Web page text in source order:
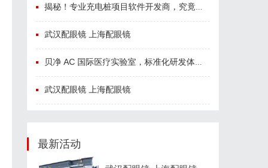
揭秘！专业充电桩项目软件开发商，究竟藏着哪些行业秘诀？
武汉配眼镜 上海配眼镜
贝净 AC 国际医疗实验室，标准化研发体系全解析
武汉配眼镜 上海配眼镜
最新活动